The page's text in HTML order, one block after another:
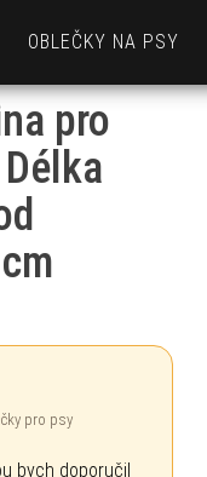
OBLEČKY NA PSY
pro
pro psy
bych doporučil